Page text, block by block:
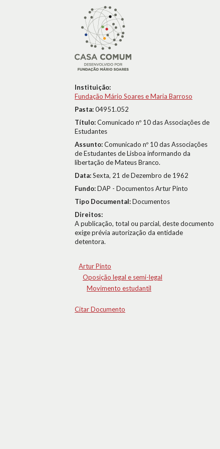
Instituição:
Fundação Mário Soares e Maria Barroso
Pasta:04951.052
Título:Comunicado nº 10 das Associações de
Estudantes
Assunto:Comunicado nº 10 das Associações
de Estudantes de Lisboa informando da
libertação de Mateus Branco.
Data:Sexta, 21 de Dezembro de 1962
Fundo:DAP - Documentos Artur Pinto
Tipo Documental:Documentos
Direitos:
A publicação, total ou parcial, deste documento
exige prévia autorização da entidade
detentora.
Artur Pinto
Oposição legal e semi-legal
Movimento estudantil
Citar Documento